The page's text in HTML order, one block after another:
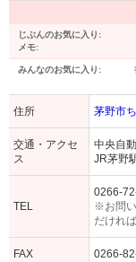
じぶんのお気に入り:
メモ:
みんなのお気に入り:
住所 茅野市
交通・アクセ
ス
中央自
JR茅野
TEL
0266-
※お問
だけれ
FAX 0266-